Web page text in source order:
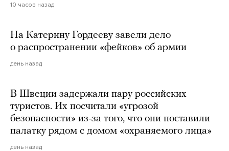
10 часов назад
На Катерину Гордееву завели дело
о распространении «фейков» об армии
день назад
В Швеции задержали пару российских
туристов. Их посчитали «угрозой
безопасности» из-за того, что они поставили
палатку рядом с домом «охраняемого лица»
день назад